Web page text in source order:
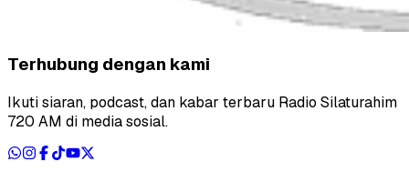
Terhubung dengan kami
Ikuti siaran, podcast, dan kabar terbaru Radio Silaturahim
720 AM di media sosial.